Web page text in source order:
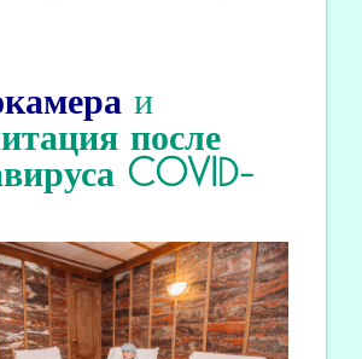
и
после
COVID-